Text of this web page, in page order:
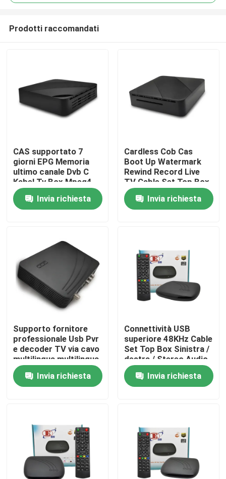
Casa
Mostra VR
Chi siamo
Fatory Tour
Controllo di qualità
Contattaci
Scatola superiore di set televisivo
Decoder di DVBC
Prodotti raccomandati
CAS supportato 7
giorni EPG Memoria
ultimo canale Dvb C
Kabel Tv Box Mpeg4
Hd
Invia richiesta
Cardless Cob Cas
Boot Up Watermark
Rewind Record Live
TV Cable Set Top Box
Invia richiesta
Supporto fornitore
professionale Usb Pvr
e decoder TV via cavo
multilingua multilingua
Invia richiesta
Connettività USB
superiore 48KHz Cable
Set Top Box Sinistra /
destra / Stereo Audio
Mode
Invia richiesta